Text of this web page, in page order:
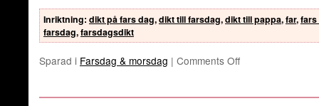
Inriktning: dikt på fars dag,dikt till farsdag,dikt till pappa,far,fars
farsdag,farsdagsdikt
Sparad i Farsdag & morsdag | Comments Off